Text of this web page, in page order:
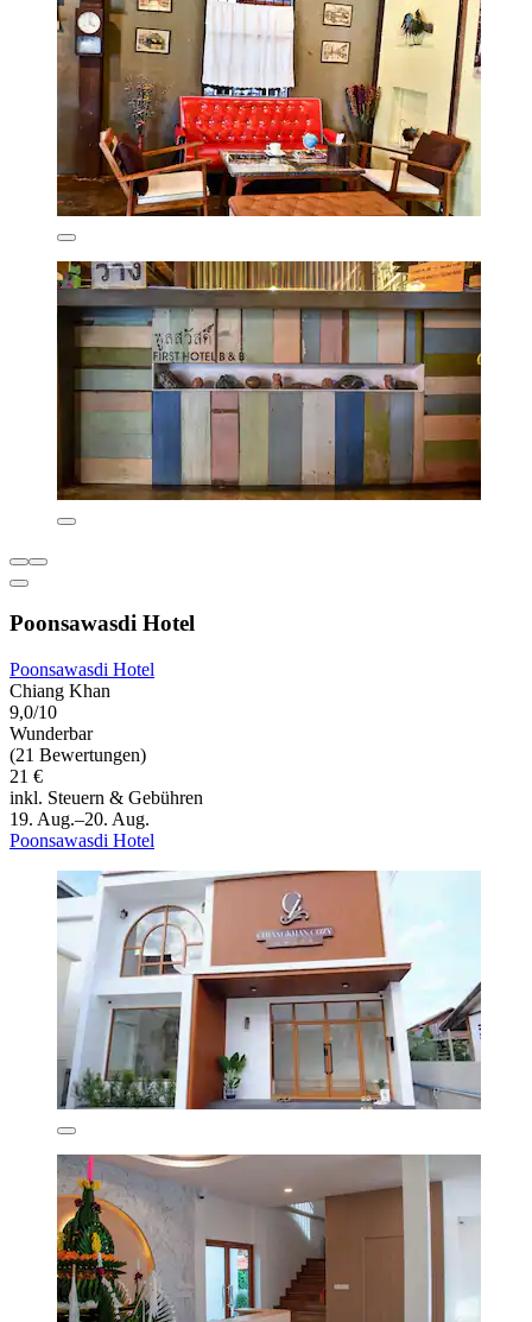
Poonsawasdi Hotel
Poonsawasdi Hotel
Chiang Khan
9,0/10
Wunderbar
(21 Bewertungen)
21 €
inkl. Steuern & Gebühren
19. Aug.–20. Aug.
Poonsawasdi Hotel